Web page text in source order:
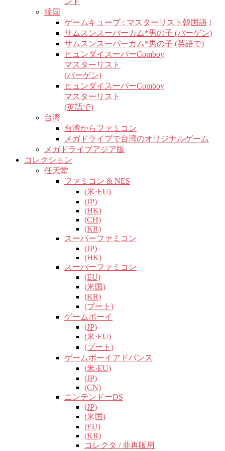
韓国
ゲームキューブ : マスターリスト韓国語 !
サムスンスーパーカム*男の子 (バーゲン)
サムスンスーパーカム*男の子 (英語で)
ヒュンダイスーパーComboy
マスターリスト
(バーゲン)
ヒュンダイスーパーComboy
マスターリスト
(英語で)
台湾
台湾からファミコン
メガドライブで台湾のオリジナルゲーム
メガドライブアジア版
コレクション
任天堂
ファミコン & NES
(米·EU)
(JP)
(HK)
(CH)
(KR)
スーパーファミコン
(JP)
(HK)
スーパーファミコン
(EU)
(米国)
(KR)
(ブート)
ゲームボーイ
(JP)
(米·EU)
(ブート)
ゲームボーイアドバンス
(米·EU)
(JP)
(CN)
ニンテンドーDS
(JP)
(米国)
(EU)
(KR)
コレクタ / 非再販用